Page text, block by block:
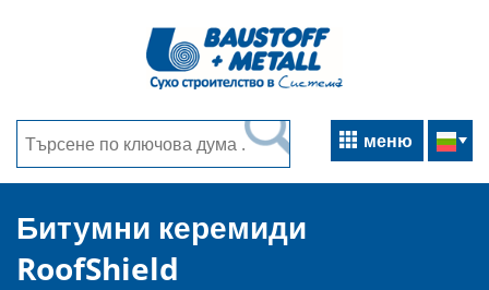
меню
Битумни керемиди
RoofShield